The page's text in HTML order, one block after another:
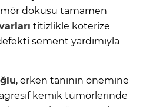
dokusu tamamen
titizlikle koterize
sement yardımıyla
, erken tanının önemine
kemik tümörlerinde